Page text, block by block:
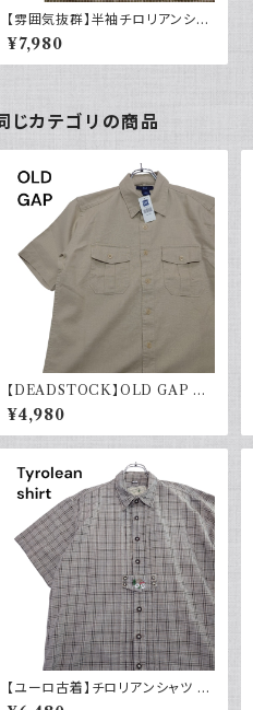
【雰囲気抜群】半袖チロリアンシャ
ツ チェック柄 刺繍 ヨーロッパ古着
グリーン
¥7,980
じカテゴリの商品
【DEADSTOCK】OLD GAP オ
ールドギャップ コットンリネンシャ
ツ 半袖 タグ付き 00s 古着
¥4,980
【ユーロ古着】チロリアンシャツ 半
袖 古着 チェック レトロ 刺繍入り